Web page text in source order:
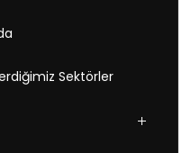
Sektörler